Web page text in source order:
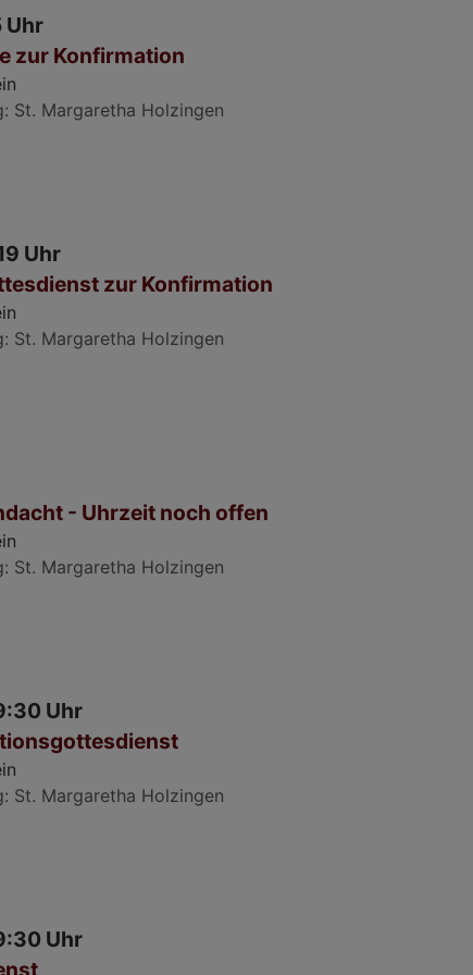
Uhr
zur Konfirmation
St. Margaretha Holzingen
Uhr
zur Konfirmation
St. Margaretha Holzingen
- Uhrzeit noch offen
St. Margaretha Holzingen
Uhr
St. Margaretha Holzingen
Uhr